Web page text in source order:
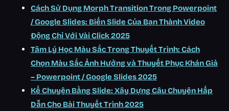
Cách Sử Dụng Morph Transition Trong Powerpoint
/ Google Slides: Biến Slide Của Bạn Thành Video
Động Chỉ Với Vài Click 2025
Tâm Lý Học Màu Sắc Trong Thuyết Trình: Cách
Chọn Màu Sắc Ảnh Hưởng và Thuyết Phục Khán Giả
– Powerpoint / Google Slides 2025
Kể Chuyện Bằng Slide: Xây Dựng Câu Chuyện Hấp
Dẫn Cho Bài Thuyết Trình 2025